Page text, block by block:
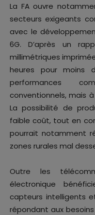
La FA ouvre
secteurs exigeants
avec le
6G. D’après un
millimétriques
heures pour moins
performances
conventionnels, mais
La possibilité de
faible coût, tout en
pourrait notamment
zones rurales mal
Outre les
électronique
capteurs intelligents
répondant aux